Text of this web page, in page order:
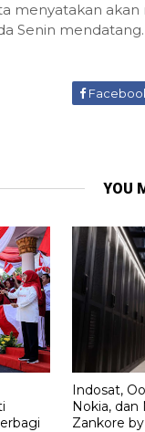
menyatakan
Senin mendatang.
YOU
Indosat,
Nokia, dan
Zankore